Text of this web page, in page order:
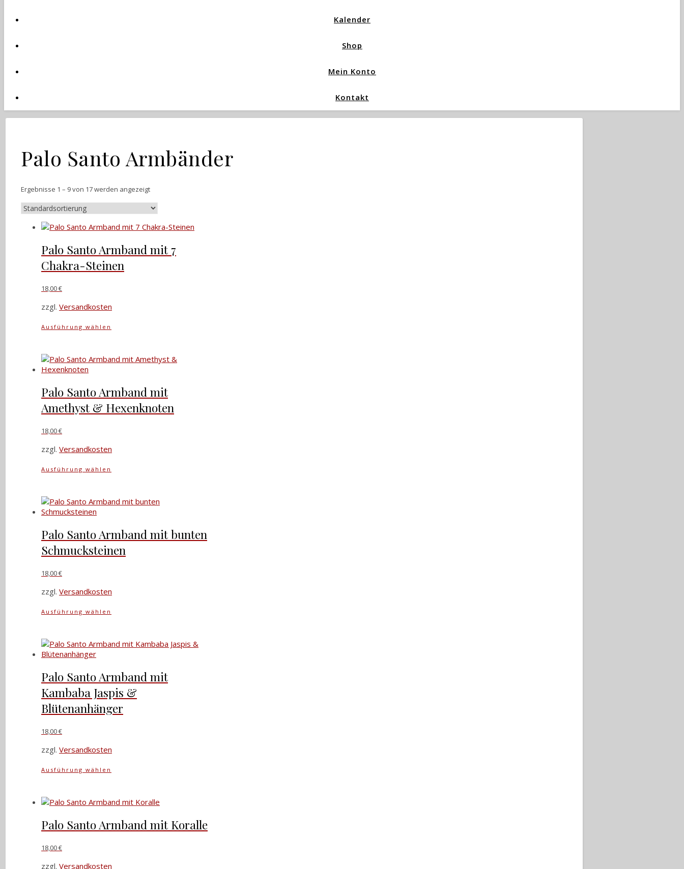
Kalender
Shop
Mein Konto
Kontakt
Palo Santo Armbänder
Ergebnisse 1 – 9 von 17 werden angezeigt
Palo Santo Armband mit 7
Chakra-Steinen
18,00€
zzgl. Versandkosten
Ausführung wählen
mehrere
Varianten
Die
Optionen
können
auf
gewählt
Palo Santo Armband mit
Amethyst & Hexenknoten
18,00€
zzgl. Versandkosten
Ausführung wählen
mehrere
Varianten
Die
Optionen
können
auf
gewählt
Palo Santo Armband mit bunten
Schmucksteinen
18,00€
zzgl. Versandkosten
Ausführung wählen
mehrere
Varianten
Die
Optionen
können
auf
der
Palo Santo Armband mit
Kambaba Jaspis &
Blütenanhänger
18,00€
zzgl. Versandkosten
Ausführung wählen
mehrere
Varianten
auf.
Die
Palo Santo Armband mit Koralle
18,00€
zzgl. Versandkosten